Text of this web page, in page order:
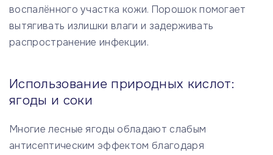
воспалённого участка кожи. Порошок помогает
вытягивать излишки влаги и задерживать
распространение инфекции.
Использование природных кислот:
ягоды и соки
Многие лесные ягоды обладают слабым
антисептическим эффектом благодаря